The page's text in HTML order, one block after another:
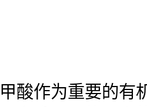
酸作为重要的有